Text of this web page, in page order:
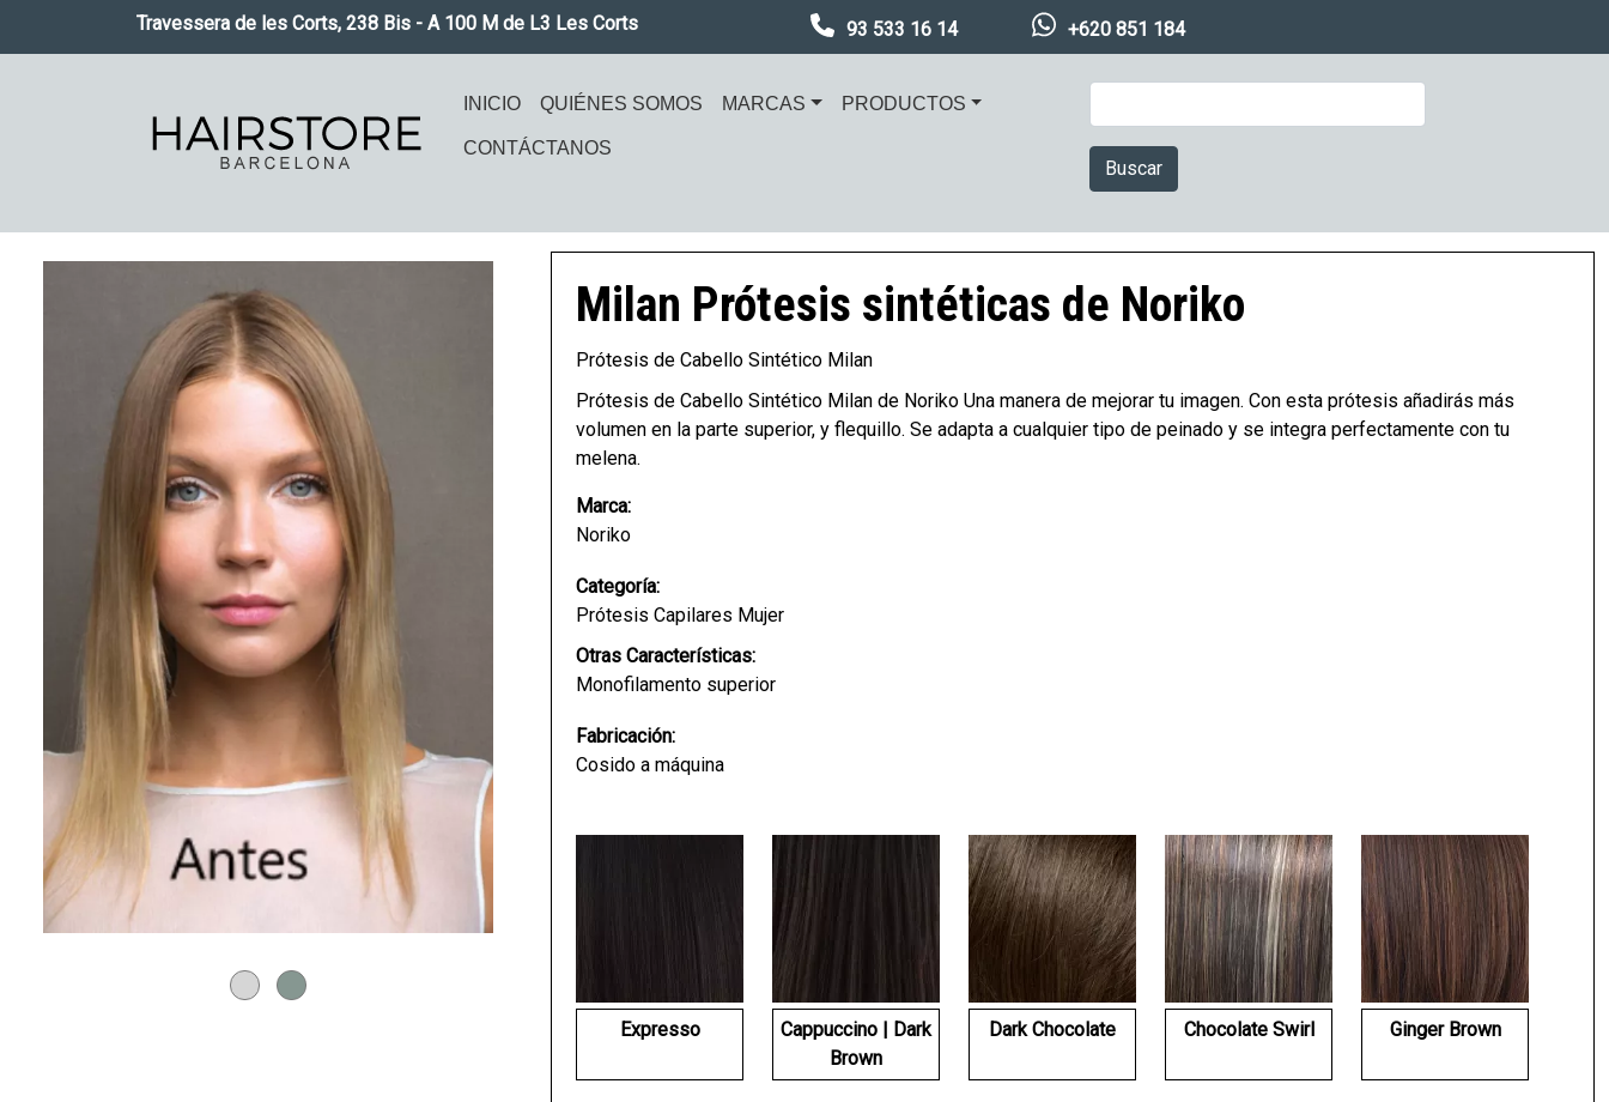
Pasar al contenido principalTravessera de les Corts, 238 Bis - A 100 M de L3 Les Corts 93 533 16 14 +620 851 184
Navegación principal
INICIO QUIÉNES SOMOS MARCAS PRODUCTOS
CONTÁCTANOS
Buscar
Milan Prótesis sintéticas de Noriko
Prótesis de Cabello Sintético Milan
Prótesis de Cabello Sintético Milan de Noriko Una manera de mejorar tu imagen. Con esta prótesis añadirás más
volumen en la parte superior, y flequillo. Se adapta a cualquier tipo de peinado y se integra perfectamente con tu
melena.
Marca:
Noriko
Categoría:
Prótesis Capilares Mujer
Otras Características:
Monofilamento superior
Fabricación:
Cosido a máquina
Expresso
Cappuccino | Dark
Brown
Dark Chocolate Chocolate Swirl Ginger Brown